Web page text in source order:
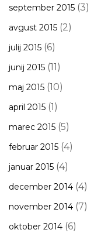
september 2015 (3)
avgust 2015 (2)
julij 2015 (6)
junij 2015 (11)
maj 2015 (10)
april 2015 (1)
marec 2015 (5)
februar 2015 (4)
januar 2015 (4)
december 2014 (4)
november 2014 (7)
oktober 2014 (6)